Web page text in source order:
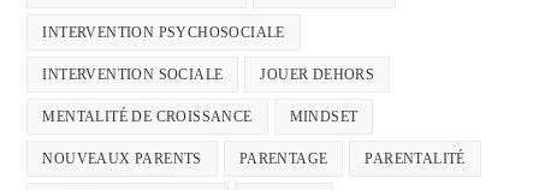
INTERVENTION PSYCHOSOCIALE
INTERVENTION SOCIALE JOUER DEHORS
MENTALITÉ DE CROISSANCE MINDSET
NOUVEAUX PARENTS PARENTAGE PARENTALITÉ